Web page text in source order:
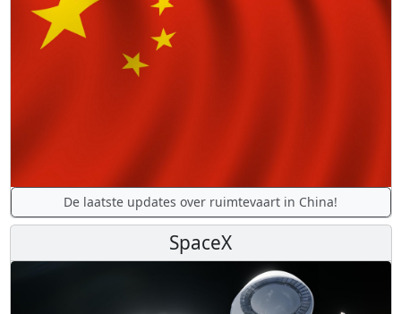
De laatste updates over ruimtevaart in China!
SpaceX